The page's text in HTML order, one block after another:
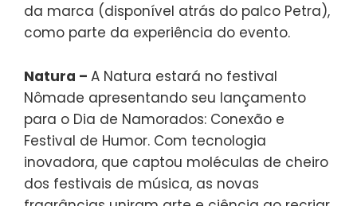
da marca (disponível atrás do palco Petra),
como parte da experiência do evento.
Natura – A Natura estará no festival
Nômade apresentando seu lançamento
para o Dia de Namorados: Conexão e
Festival de Humor. Com tecnologia
inovadora, que captou moléculas de cheiro
dos festivais de música, as novas